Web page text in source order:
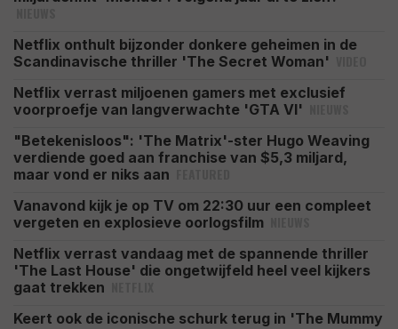
Netflix onthult bijzonder donkere geheimen in de
Scandinavische thriller 'The Secret Woman'
Netflix verrast miljoenen gamers met exclusief
voorproefje van langverwachte 'GTA VI'
"Betekenisloos": 'The Matrix'-ster Hugo Weaving
verdiende goed aan franchise van $5,3 miljard,
maar vond er niks aan
Vanavond kijk je op TV om 22:30 uur een compleet
vergeten en explosieve oorlogsfilm
Netflix verrast vandaag met de spannende thriller
'The Last House' die ongetwijfeld heel veel kijkers
gaat trekken
Keert ook de iconische schurk terug in 'The Mummy